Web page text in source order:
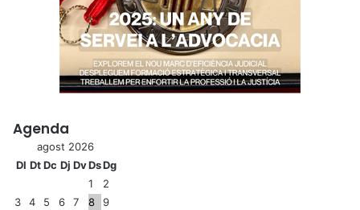
Agenda
agost 2026
Dl DtDc Dj DvDsDg
1
2
3
4 5 6 7 8
9